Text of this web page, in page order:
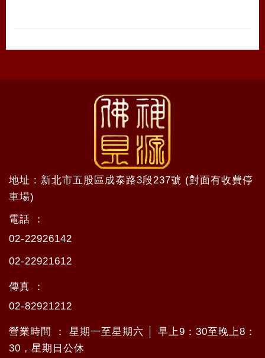
地址 : 新北市五股區成泰路3段237號 (對面有收費停
車場)
電話 ：
02-22926142
02-22921612
傳真 ：
02-82921212
營業時間 ： 星期一至星期六 │ 早上9：30至晚上8：
30，星期日公休